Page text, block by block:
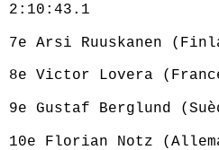
2:10:43.1
7e Arsi Ruuskanen
8e Victor Lovera
9e Gustaf Berglund
10e Florian Notz